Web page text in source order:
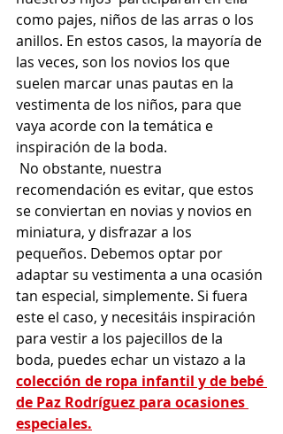
como pajes, niños de las arras o los
anillos. En estos casos, la mayoría de
las veces, son los novios los que
suelen marcar unas pautas en la
vestimenta de los niños, para que
vaya acorde con la temática e
inspiración de la boda.
recomendación es evitar, que estos
se conviertan en novias y novios en
miniatura, y disfrazar a los
pequeños. Debemos optar por
adaptar su vestimenta a una ocasión
tan especial, simplemente. Si fuera
este el caso, y necesitáis inspiración
para vestir a los pajecillos de la
boda, puedes echar un vistazo a la
colección de ropa infantil y de bebé
de Paz Rodríguez para ocasiones
especiales.